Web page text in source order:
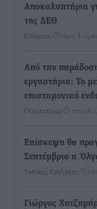
Αποκαλυπτήρια
της ΔΕΘ
Ειδήσεις πριν 4 ώρες
Από την
εργαστήρια: Το
επιστημονικό
Πολιτιστικά πριν 4
Επίσκεψη θα
Σεπτέμβριο η
Τοπικές Ειδήσεις
Γιώργος